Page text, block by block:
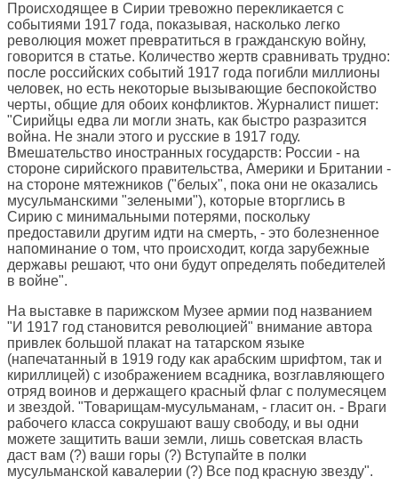
Происходящее в Сирии тревожно перекликается с
событиями 1917 года, показывая, насколько легко
революция может превратиться в гражданскую войну,
говорится в статье. Количество жертв сравнивать трудно:
после российских событий 1917 года погибли миллионы
человек, но есть некоторые вызывающие беспокойство
черты, общие для обоих конфликтов. Журналист пишет:
"Сирийцы едва ли могли знать, как быстро разразится
война. Не знали этого и русские в 1917 году.
Вмешательство иностранных государств: России - на
стороне сирийского правительства, Америки и Британии -
на стороне мятежников ("белых", пока они не оказались
мусульманскими "зелеными"), которые вторглись в
Сирию с минимальными потерями, поскольку
предоставили другим идти на смерть, - это болезненное
напоминание о том, что происходит, когда зарубежные
державы решают, что они будут определять победителей
в войне".
На выставке в парижском Музее армии под названием
"И 1917 год становится революцией" внимание автора
привлек большой плакат на татарском языке
(напечатанный в 1919 году как арабским шрифтом, так и
кириллицей) с изображением всадника, возглавляющего
отряд воинов и держащего красный флаг с полумесяцем
и звездой. "Товарищам-мусульманам, - гласит он. - Враги
рабочего класса сокрушают вашу свободу, и вы одни
можете защитить ваши земли, лишь советская власть
даст вам (?) ваши горы (?) Вступайте в полки
мусульманской кавалерии (?) Все под красную звезду".